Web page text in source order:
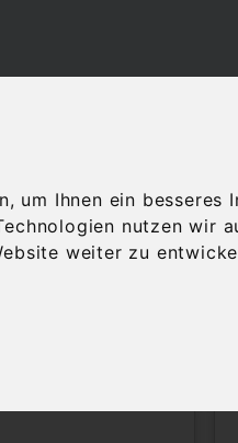
um Ihnen ein
nutzen wir
weiter zu